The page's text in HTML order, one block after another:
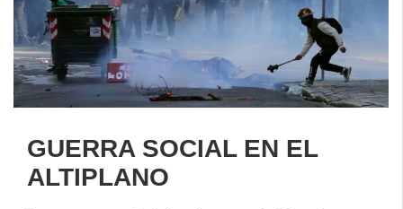
GUERRA SOCIAL EN EL
ALTIPLANO